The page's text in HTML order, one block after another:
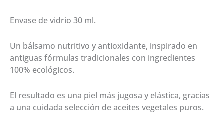
originalactual
15,73 €.
Envase de vidrio 30 ml.
Un bálsamo nutritivo y antioxidante, inspirado en
antiguas fórmulas tradicionales con ingredientes
100% ecológicos.
El resultado es una piel más jugosa y elástica, gracias
a una cuidada selección de aceites vegetales puros.